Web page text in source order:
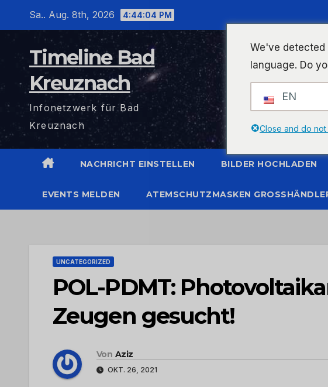
Sa.. Aug. 8th, 2026 4:44:05 PM
Timeline Bad
Kreuznach
Infonetzwerk für Bad
Kreuznach
NACHRICHT EINSTELLEN BILDER HOCHLADEN
EVENTS MELDEN ATEMSCHUTZMASKEN
UNCATEGORIZED
POL-PDMT:
Zeugen gesucht!
Von Aziz
OKT. 26, 2021
We've detected
language. Do
EN
Close and do